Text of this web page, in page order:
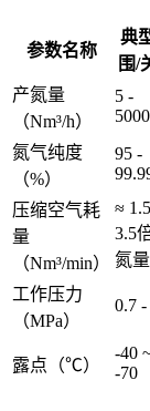
参数名称
典
围/
产氮量
（Nm³/h）
5 -
氮气纯度
（%）
95 -
压缩空气耗
量
（Nm³/min）
≈
3.5
氮量
工作压力
（MPa）
0.7 -
露点（℃）
-40
-70